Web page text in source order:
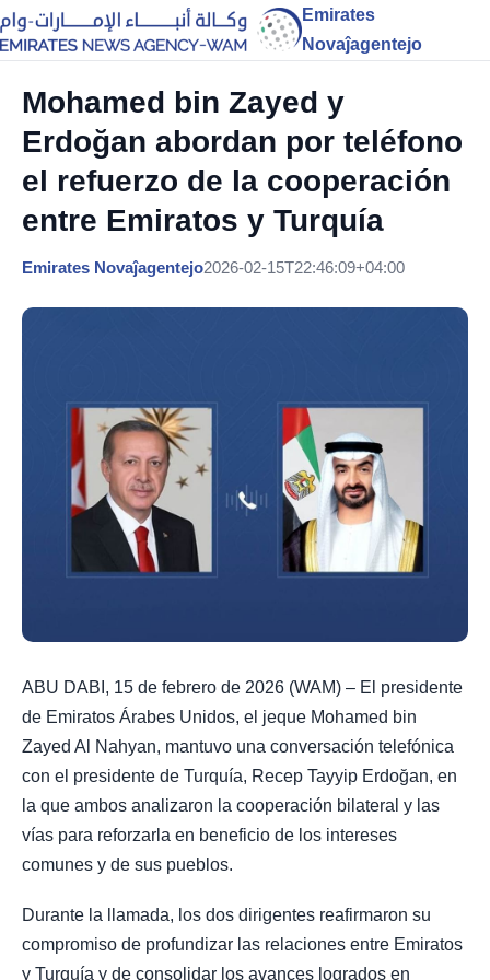
Emirates
Novaĵagentejo
Mohamed bin Zayed y
Erdoğan abordan por teléfono
el refuerzo de la cooperación
entre Emiratos y Turquía
Emirates Novaĵagentejo2026-02-15T22:46:09+04:00
ABU DABI, 15 de febrero de 2026 (WAM) – El presidente
de Emiratos Árabes Unidos, el jeque Mohamed bin
Zayed Al Nahyan, mantuvo una conversación telefónica
con el presidente de Turquía, Recep Tayyip Erdoğan, en
la que ambos analizaron la cooperación bilateral y las
vías para reforzarla en beneficio de los intereses
comunes y de sus pueblos.
Durante la llamada, los dos dirigentes reafirmaron su
compromiso de profundizar las relaciones entre Emiratos
y Turquía y de consolidar los avances logrados en